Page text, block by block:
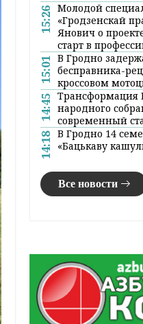
15:26 Молодой
«Гродзенскай
Янович о
старт в
15:01 В Гродно
бесправника-
кроссовом
14:45 Трансформация
народного
современный
14:18 В Гродно 14
«Бацькаву
Все новости